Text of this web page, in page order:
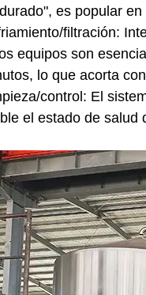
es popular
filtración:
equipos son
lo que acorta
control: El
el estado de salud